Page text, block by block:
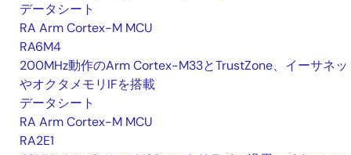
データシート
RA Arm Cortex-M MCU
RA6M4
200MHz動作のArm Cortex-M33とTrustZone、イーサネッ
やオクタメモリIFを搭載
データシート
RA Arm Cortex-M MCU
RA2E1